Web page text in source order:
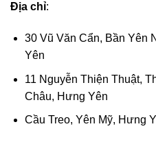
Địa chỉ:
30 Vũ Văn Cẩn, Bần Yên
Yên
11 Nguyễn Thiện Thuật,
Châu, Hưng Yên
Cầu Treo, Yên Mỹ, Hưng